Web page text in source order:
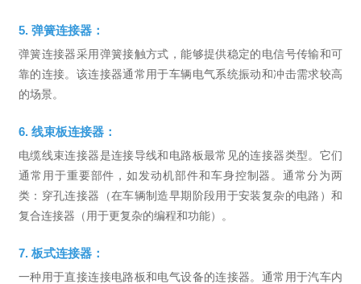
5. 弹簧连接器：
弹簧连接器采用弹簧接触方式，能够提供稳定的电信号传输和可
靠的连接。该连接器通常用于车辆电气系统振动和冲击需求较高
的场景。
6. 线束板连接器：
电缆线束连接器是连接导线和电路板最常见的连接器类型。它们
通常用于重要部件，如发动机部件和车身控制器。通常分为两
类：穿孔连接器（在车辆制造早期阶段用于安装复杂的电路）和
复合连接器（用于更复杂的编程和功能）。
7. 板式连接器：
一种用于直接连接电路板和电气设备的连接器。通常用于汽车内